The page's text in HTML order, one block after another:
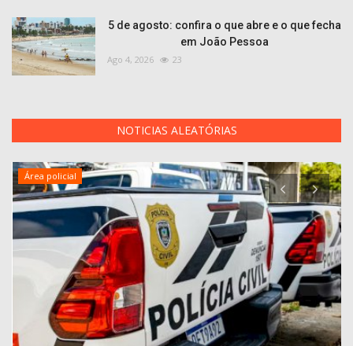
5 de agosto: confira o que abre e o que fecha
em João Pessoa
Ago 4, 2026 23
NOTICIAS ALEATÓRIAS
Área policial